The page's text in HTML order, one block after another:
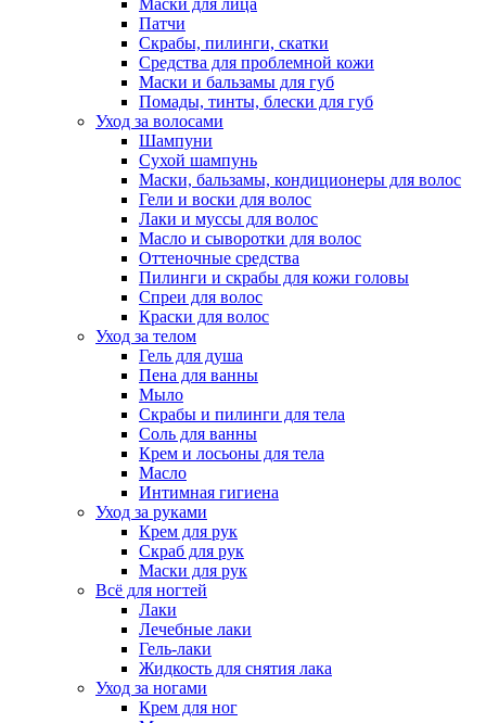
Патчи
Скрабы, пилинги, скатки
Средства для проблемной кожи
Маски и бальзамы для губ
Помады, тинты, блески для губ
Уход за волосами
Шампуни
Сухой шампунь
Маски, бальзамы, кондиционеры для волос
Гели и воски для волос
Лаки и муссы для волос
Масло и сыворотки для волос
Оттеночные средства
Пилинги и скрабы для кожи головы
Спреи для волос
Краски для волос
Уход за телом
Гель для душа
Пена для ванны
Мыло
Скрабы и пилинги для тела
Соль для ванны
Крем и лосьоны для тела
Масло
Интимная гигиена
Уход за руками
Крем для рук
Скраб для рук
Маски для рук
Всё для ногтей
Лаки
Лечебные лаки
Гель-лаки
Жидкость для снятия лака
Уход за ногами
Крем для ног